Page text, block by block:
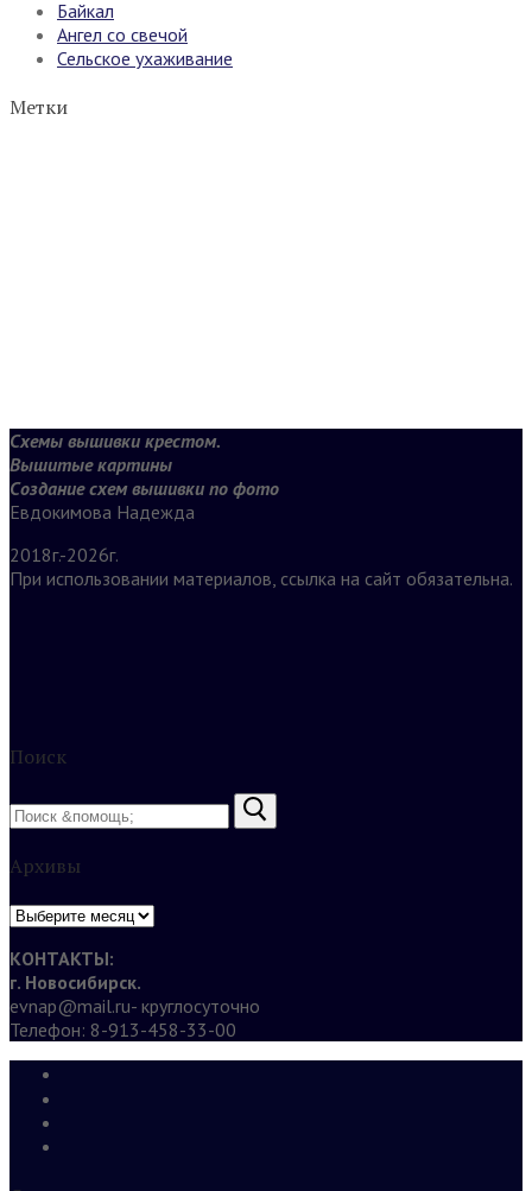
Байкал
Ангел со свечой
Сельское ухаживание
Метки
Схемы вышивки крестом.
Вышитые картины
Создание схем вышивки по фото
Евдокимова Надежда
2018г.-2026г.
При использовании материалов, ссылка на сайт обязательна.
Поиск
Найти:
Архивы
Архивы
КОНТАКТЫ:
г. Новосибирск.
evnap@mail.ru- круглосуточно
Телефон: 8-913-458-33-00